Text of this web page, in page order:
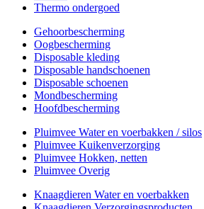
Thermo ondergoed
Gehoorbescherming
Oogbescherming
Disposable kleding
Disposable handschoenen
Disposable schoenen
Mondbescherming
Hoofdbescherming
Pluimvee Water en voerbakken / silos
Pluimvee Kuikenverzorging
Pluimvee Hokken, netten
Pluimvee Overig
Knaagdieren Water en voerbakken